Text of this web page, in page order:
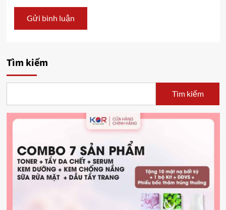
Tìm kiếm
Tìm kiếm